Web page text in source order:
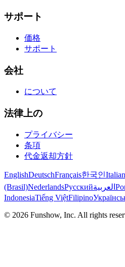
サポート
価格
サポート
会社
について
法律上の
プライバシー
条項
代金返却方針
EnglishDeutschFrançais한국인
(Brasil)NederlandsРусскийالعربية
IndonesiaTiếng ViệtFilipino
© 2026 Funshow, Inc. All rights